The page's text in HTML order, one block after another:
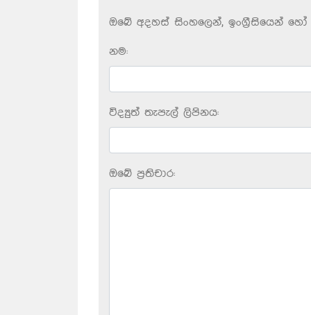
ඔබේ අදහස් සිංහලෙන්, ඉංග්‍රීසියෙන්
නම:
විද්‍යුත් තැපැල් ලිපිනය:
ඔබේ ප‍්‍රතිචාර: